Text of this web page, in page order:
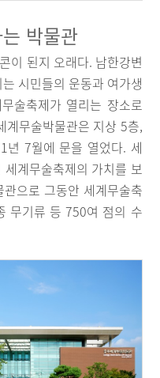
박물관
이 된지 오래다. 남한강변
시민들의 운동과 여가생
술축제가 열리는 장소로
계무술박물관은 지상 5층,
년 7월에 문을 열었다. 세
계무술축제의 가치를 보
으로 그동안 세계무술축
무기류 등 750여 점의 수